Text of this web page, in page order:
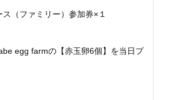
（ファミリー）参加券×１
egg farmの【赤玉卵6個】を当日プ